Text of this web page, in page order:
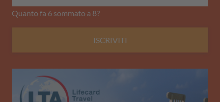
Quanto fa 6 sommato a 8?
ISCRIVITI